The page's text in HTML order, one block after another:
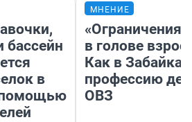
бассейн
в
помощью
МНЕНИЕ
«Ограничения
в голове
Как в
профессию
ОВЗ